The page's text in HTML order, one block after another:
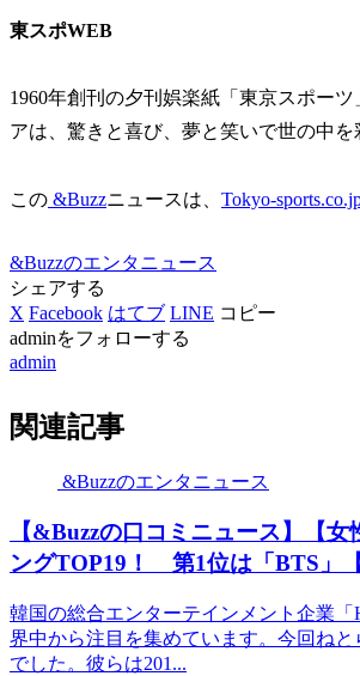
東スポWEB
1960年創刊の夕刊娯楽紙「東京スポー
アは、驚きと喜び、夢と笑いで世の中を
この &Buzzニュースは、 Tokyo-
&Buzzのエンタニュース
シェアする
X Facebook はてブ LINE コピー
adminをフォローする
admin
関連記事
&Buzzのエンタニュース
【&Buzzの口コミニュース】【
ングTOP19！ 第1位は「BTS」
韓国の総合エンターテインメント企業
界中から注目を集めています。今回ね
でした。彼らは201...